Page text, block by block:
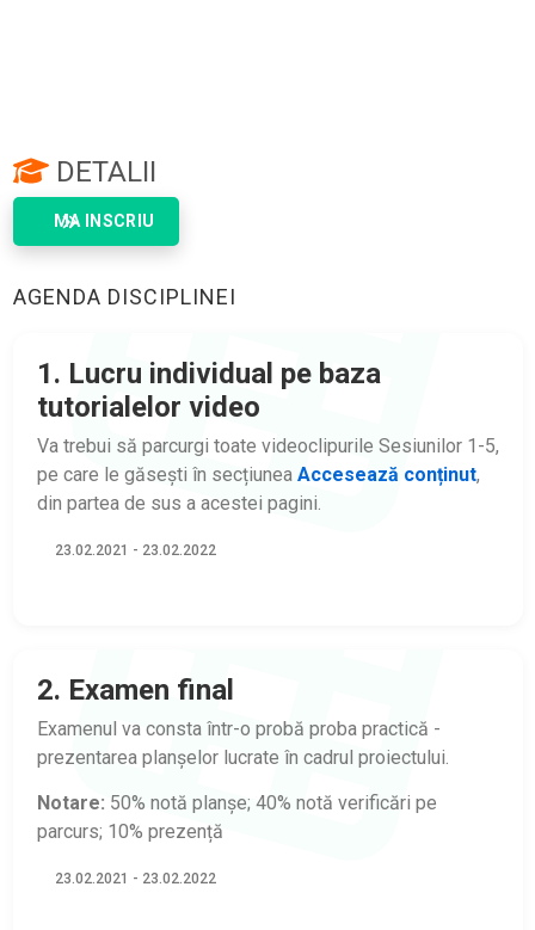
DETALII
MA INSCRIU
AGENDA DISCIPLINEI
1. Lucru individual pe baza
tutorialelor video
Va trebui să parcurgi toate videoclipurile Sesiunilor 1-5,
pe care le găsești în secțiunea Accesează conținut,
din partea de sus a acestei pagini.
23.02.2021 - 23.02.2022
2. Examen final
Examenul va consta într-o probă proba practică -
prezentarea planșelor lucrate în cadrul proiectului.
Notare: 50% notă planșe; 40% notă verificări pe
parcurs; 10% prezență
23.02.2021 - 23.02.2022